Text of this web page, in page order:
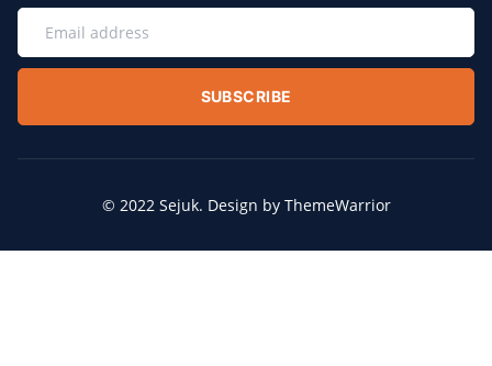
SUBSCRIBE
© 2022 Sejuk. Design by ThemeWarrior